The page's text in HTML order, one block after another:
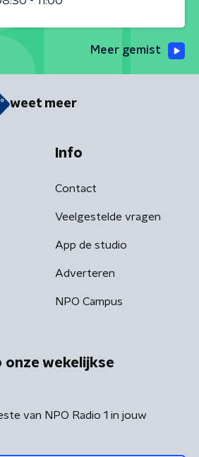
Meer gemist
weet meer
Info
Contact
Veelgestelde vragen
App de studio
Adverteren
NPO Campus
onze wekelijkse
van NPO Radio 1 in jouw